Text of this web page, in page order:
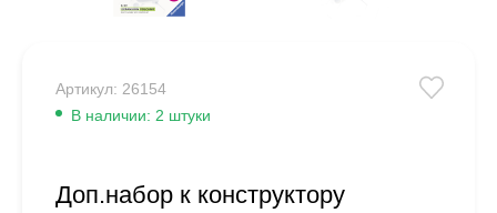
Артикул: 26154
В наличии: 2 штуки
Доп.набор к конструктору